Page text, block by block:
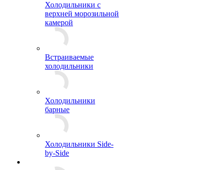
Холодильники с
верхней морозильной
камерой
Встраиваемые
холодильники
Холодильники
барные
Холодильники Side-
by-Side